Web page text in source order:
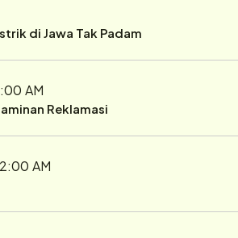
di Jawa Tak Padam
AM
Reklamasi
AM